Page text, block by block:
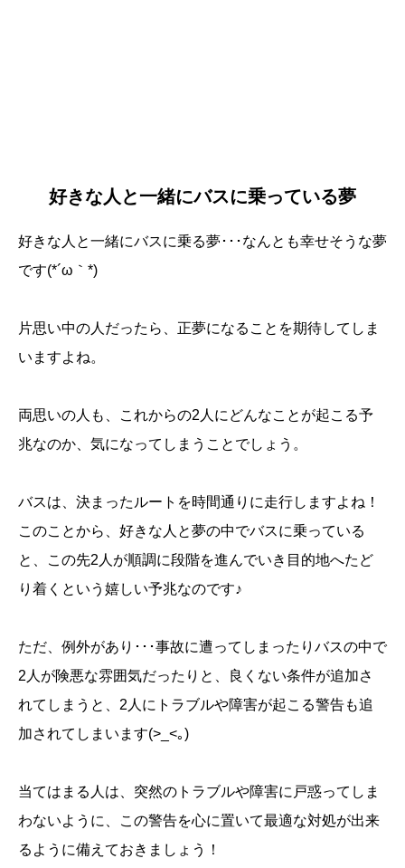
好きな人と一緒にバスに乗っている夢
好きな人と一緒にバスに乗る夢･･･なんとも幸せそうな夢
です(*´ω｀*)
片思い中の人だったら、正夢になることを期待してしま
いますよね。
両思いの人も、これからの2人にどんなことが起こる予
兆なのか、気になってしまうことでしょう。
バスは、決まったルートを時間通りに走行しますよね！
このことから、好きな人と夢の中でバスに乗っている
と、この先2人が順調に段階を進んでいき目的地へたど
り着くという嬉しい予兆なのです♪
ただ、例外があり･･･事故に遭ってしまったりバスの中で
2人が険悪な雰囲気だったりと、良くない条件が追加さ
れてしまうと、2人にトラブルや障害が起こる警告も追
加されてしまいます(>_<｡)
当てはまる人は、突然のトラブルや障害に戸惑ってしま
わないように、この警告を心に置いて最適な対処が出来
るように備えておきましょう！
誕生日ランキング 金運神社